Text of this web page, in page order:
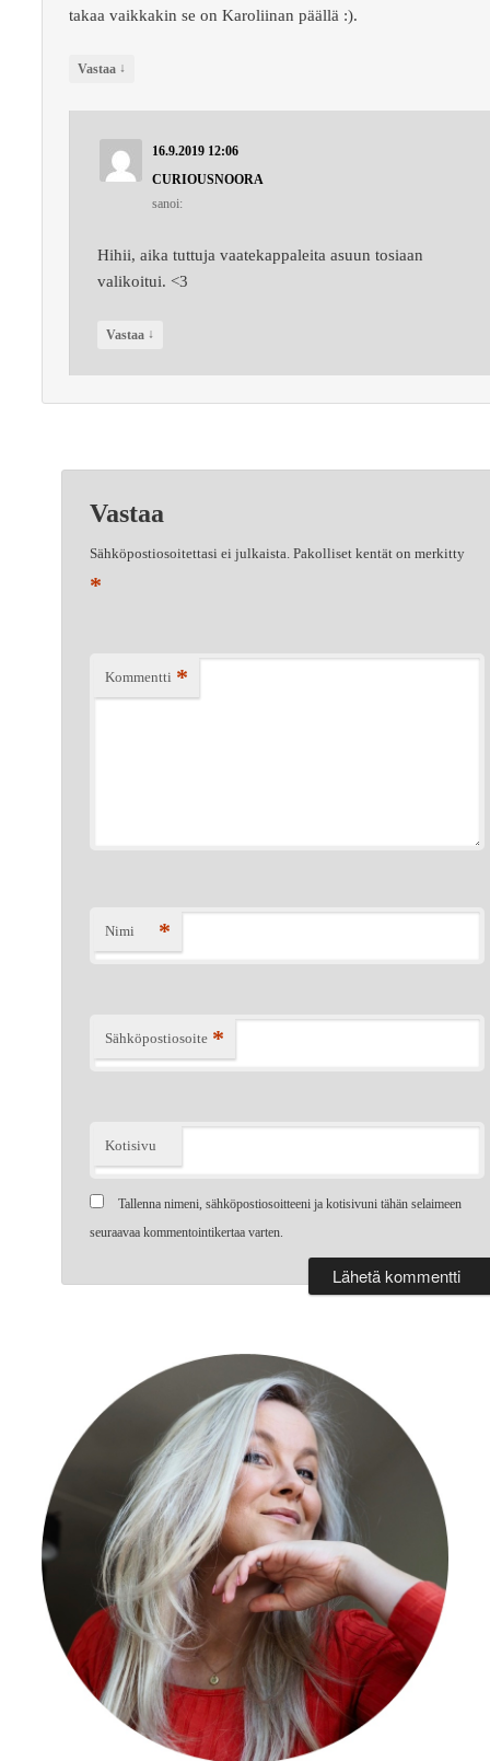
takaa vaikkakin se on Karoliinan päällä :).
Vastaa ↓
16.9.2019 12:06
CURIOUSNOORA
sanoi:
Hihii, aika tuttuja vaatekappaleita asuun tosiaan
valikoitui. <3
Vastaa ↓
Vastaa
Sähköpostiosoitettasi ei julkaista. Pakolliset kentät on merkitty
*
Kommentti *
Nimi *
Sähköpostiosoite *
Kotisivu
Tallenna nimeni, sähköpostiosoitteeni ja kotisivuni tähän selaimeen
seuraavaa kommentointikertaa varten.